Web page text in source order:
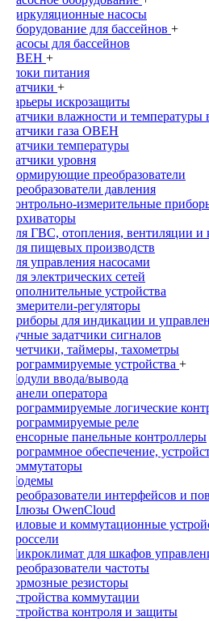
Циркуляционные насосы
Оборудование для бассейнов +
Насосы для бассейнов
ОВЕН +
Блоки питания
Датчики +
Барьеры искрозащиты
Датчики влажности и температуры
Датчики газа ОВЕН
Датчики температуры
Датчики уровня
Нормирующие преобразователи
Преобразователи давления
Контрольно-измерительные
Архиваторы
Для ГВС, отопления, вентиляции и
Для пищевых производств
Для управления насосами
Для электрических сетей
Дополнительные устройства
Измерители-регуляторы
Приборы для индикации и
Ручные задатчики сигналов
Счетчики, таймеры, тахометры
Программируемые устройства +
Модули ввода/вывода
Панели оператора
Программируемые логические
Программируемые реле
Сенсорные панельные контроллеры
Программное обеспечение,
Коммутаторы
Модемы
Преобразователи интерфейсов и
Шлюзы OwenCloud
Силовые и коммутационные
Дроссели
Микроклимат для шкафов
Преобразователи частоты
Тормозные резисторы
Устройства коммутации
Устройства контроля и защиты